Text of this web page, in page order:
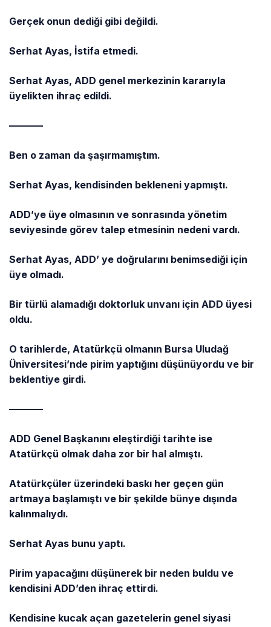
Gerçek onun dediği gibi değildi.
Serhat Ayas, İstifa etmedi.
Serhat Ayas, ADD genel merkezinin kararıyla
üyelikten ihraç edildi.
———–
Ben o zaman da şaşırmamıştım.
Serhat Ayas, kendisinden bekleneni yapmıştı.
ADD’ye üye olmasının ve sonrasında yönetim
seviyesinde görev talep etmesinin nedeni vardı.
Serhat Ayas, ADD’ ye doğrularını benimsediği için
üye olmadı.
Bir türlü alamadığı doktorluk unvanı için ADD üyesi
oldu.
O tarihlerde, Atatürkçü olmanın Bursa Uludağ
Üniversitesi’nde pirim yaptığını düşünüyordu ve bir
beklentiye girdi.
———–
ADD Genel Başkanını eleştirdiği tarihte ise
Atatürkçü olmak daha zor bir hal almıştı.
Atatürkçüler üzerindeki baskı her geçen gün
artmaya başlamıştı ve bir şekilde bünye dışında
kalınmalıydı.
Serhat Ayas bunu yaptı.
Pirim yapacağını düşünerek bir neden buldu ve
kendisini ADD’den ihraç ettirdi.
Kendisine kucak açan gazetelerin genel siyasi